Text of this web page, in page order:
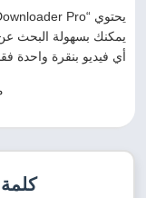
يحتوي “Any Video Downloader Pro” على محرك بحث فيديو مدمج.
يمكنك بسهولة البحث عن
أي فيديو بنقرة واحدة